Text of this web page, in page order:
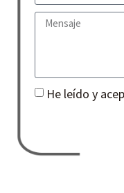
He leído y